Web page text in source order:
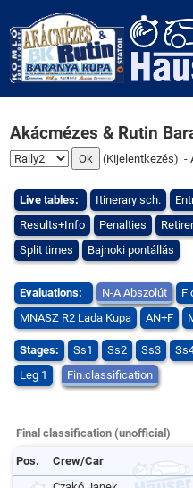
Akácmézes & Rutin
(Kijelentkezés) -
Live tables: Itinerary sch.
Results+Info
Penalties
Split times
Bajnoki pontállás
Evaluations: N-A Abszolút F
MNASZ R2 Lada Kupa
AN+F
Stages: Ss1 Ss2 Ss3
Leg 1
Fin.classification
Final classification (unofficial)
Pos. Crew/Car